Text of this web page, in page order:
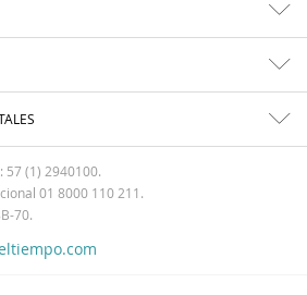
57 (1) 2940100.
01 8000 110 211.
70.